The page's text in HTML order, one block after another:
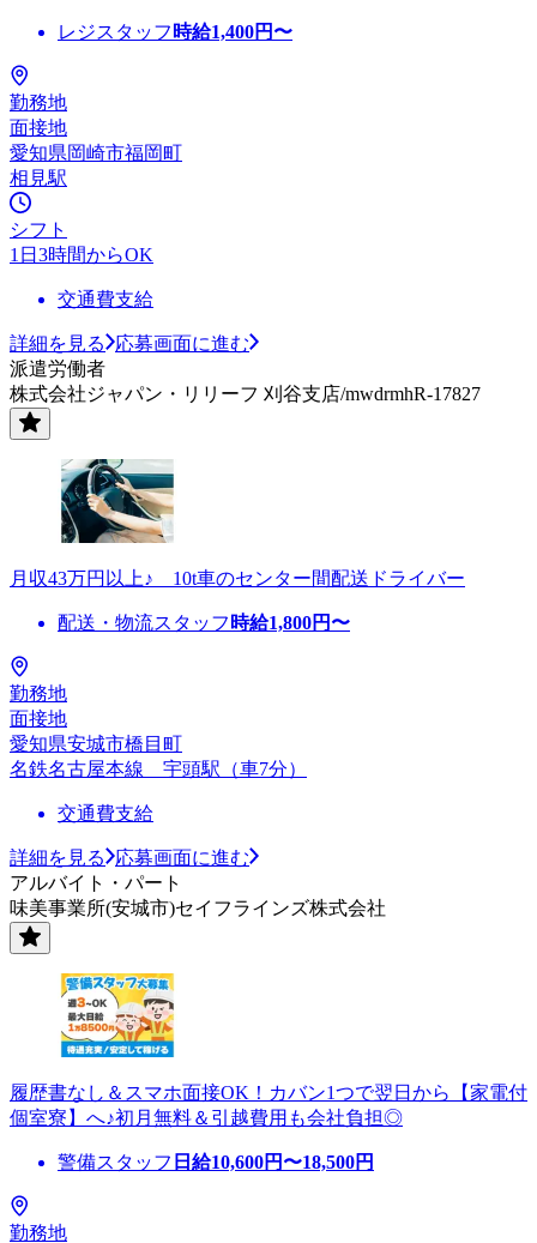
レジスタッフ 時給1,400円〜
勤務地
面接地
愛知県岡崎市福岡町
相見駅
シフト
1日3時間からOK
交通費支給
詳細を見る
応募画面に進む
派遣労働者
株式会社ジャパン・リリーフ 刈谷支店/mwdrmhR-17827
月収43万円以上♪ 10t車のセンター間配送ドライバー
配送・物流スタッフ 時給1,800円〜
勤務地
面接地
愛知県安城市橋目町
名鉄名古屋本線 宇頭駅（車7分）
交通費支給
詳細を見る
応募画面に進む
アルバイト・パート
味美事業所(安城市)セイフラインズ株式会社
履歴書なし＆スマホ面接OK！カバン1つで翌日から【家電付
個室寮】へ♪初月無料＆引越費用も会社負担◎
警備スタッフ 日給10,600円〜18,500円
勤務地